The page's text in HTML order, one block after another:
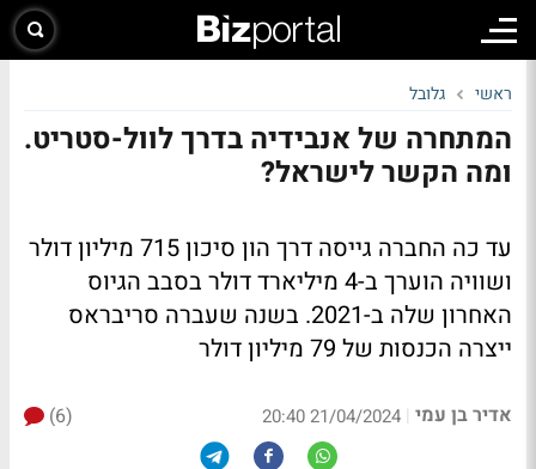
ראשי גלובל
המתחרה של אנבידיה בדרך לוול-סטריט.
ומה הקשר לישראל?
עד כה החברה גייסה דרך הון סיכון 715 מיליון דולר
ושוויה הוערך ב-4 מיליארד דולר בסבב הגיוס
האחרון שלה ב-2021. בשנה שעברה סריבראס
ייצרה הכנסות של 79 מיליון דולר
אדיר בן עמי |
21/04/2024 20:40
(6)